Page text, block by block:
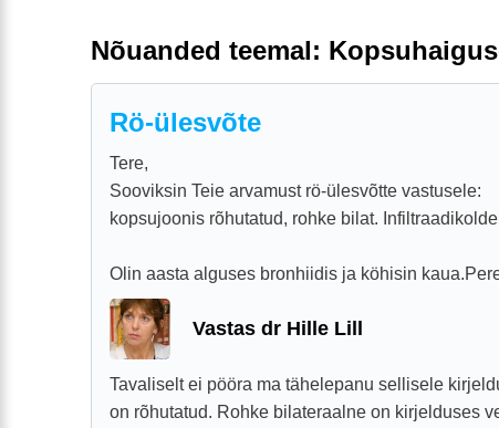
Nõuanded teemal:
Rö-ülesvõte
Tere,
Sooviksin Teie arvamust rö-ülesvõtte vastusele:
kopsujoonis rõhutatud, rohke bilat.
Olin aasta alguses bronhiidis ja köhisin
Vastas dr Hille Lill
Tavaliselt ei pööra ma tähelepanu sellisele
on rõhutatud. Rohke bilateraalne on kirjelduses